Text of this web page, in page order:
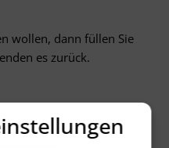
wollen, dann füllen Sie
es zurück.